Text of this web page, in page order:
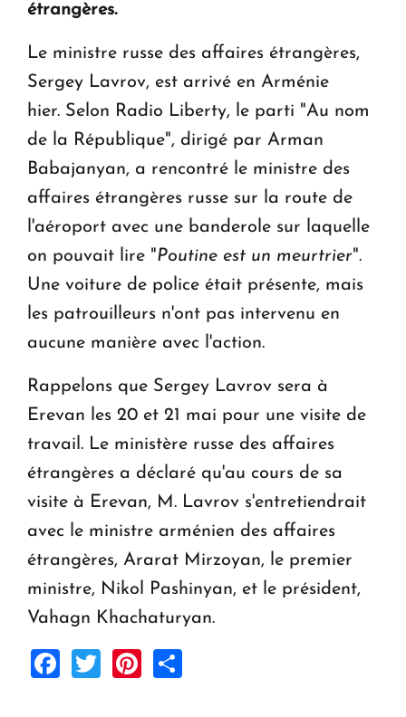
étrangères.
Le ministre russe des affaires étrangères,
Sergey Lavrov, est arrivé en Arménie
hier. Selon Radio Liberty, le parti "Au nom
de la République", dirigé par Arman
Babajanyan, a rencontré le ministre des
affaires étrangères russe sur la route de
l'aéroport avec une banderole sur laquelle
on pouvait lire "Poutine est un meurtrier".
Une voiture de police était présente, mais
les patrouilleurs n'ont pas intervenu en
aucune manière avec l'action.
Rappelons que Sergey Lavrov sera à
Erevan les 20 et 21 mai pour une visite de
travail. Le ministère russe des affaires
étrangères a déclaré qu'au cours de sa
visite à Erevan, M. Lavrov s'entretiendrait
avec le ministre arménien des affaires
étrangères, Ararat Mirzoyan, le premier
ministre, Nikol Pashinyan, et le président,
Vahagn Khachaturyan.
Facebook
TwitterPinterest